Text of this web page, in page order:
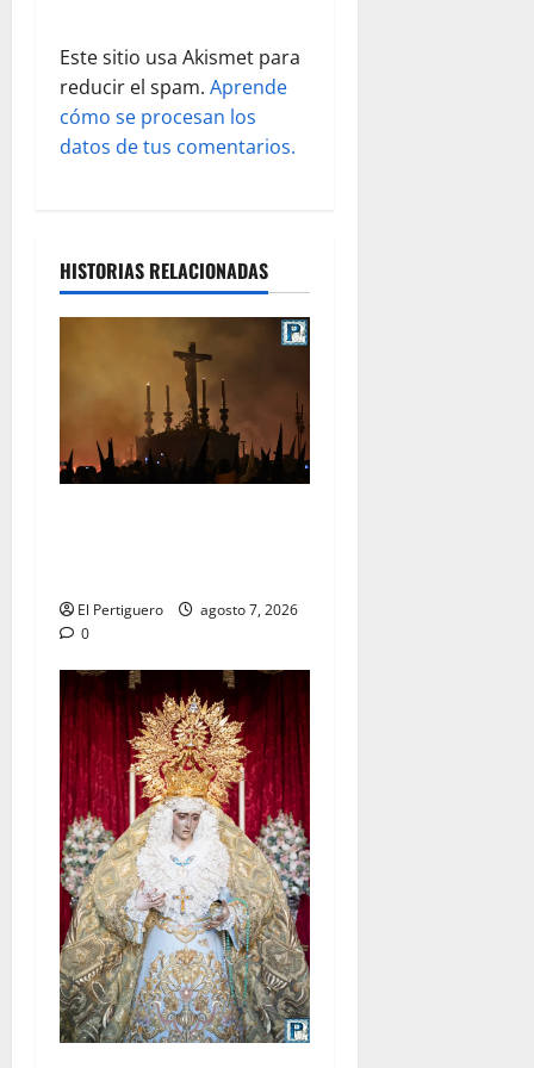
a
d
a
Este sitio usa Akismet para
reducir el spam. Aprende
cómo se procesan los
datos de tus comentarios.
HISTORIAS RELACIONADAS
El Pertiguero
agosto 7, 2026
0